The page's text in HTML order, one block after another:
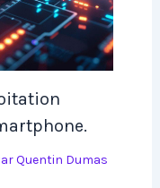
Quentin Dumas